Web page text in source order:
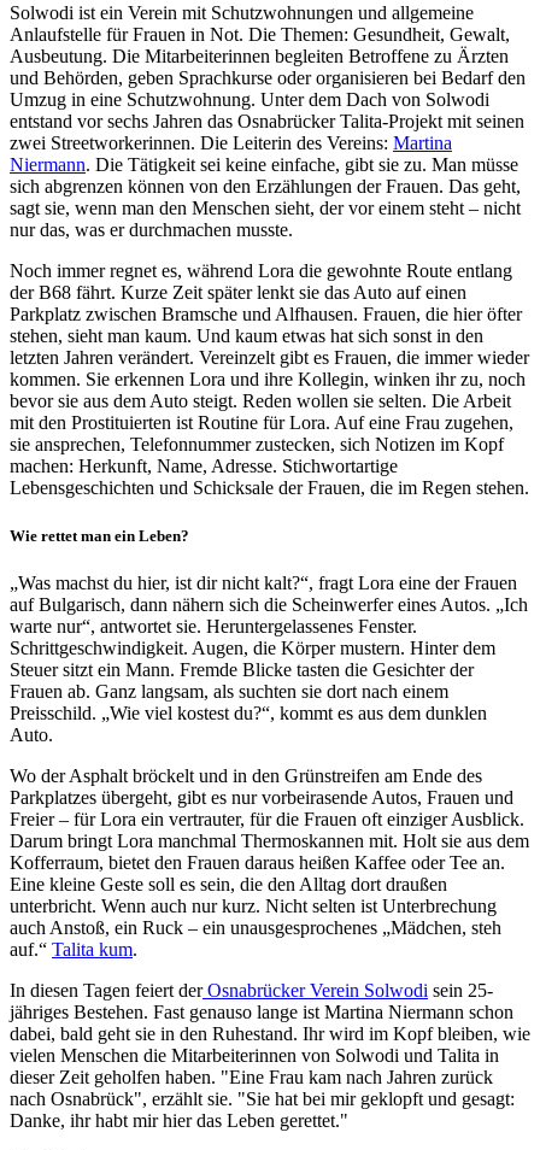
Solwodi ist ein Verein mit Schutzwohnungen und allgemeine
Anlaufstelle für Frauen in Not. Die Themen: Gesundheit, Gewalt,
Ausbeutung. Die Mitarbeiterinnen begleiten Betroffene zu Ärzten
und Behörden, geben Sprachkurse oder organisieren bei Bedarf den
Umzug in eine Schutzwohnung. Unter dem Dach von Solwodi
entstand vor sechs Jahren das Osnabrücker Talita-Projekt mit seinen
zwei Streetworkerinnen. Die Leiterin des Vereins: Martina
Niermann. Die Tätigkeit sei keine einfache, gibt sie zu. Man müsse
sich abgrenzen können von den Erzählungen der Frauen. Das geht,
sagt sie, wenn man den Menschen sieht, der vor einem steht – nicht
nur das, was er durchmachen musste.
Noch immer regnet es, während Lora die gewohnte Route entlang
der B68 fährt. Kurze Zeit später lenkt sie das Auto auf einen
Parkplatz zwischen Bramsche und Alfhausen. Frauen, die hier öfter
stehen, sieht man kaum. Und kaum etwas hat sich sonst in den
letzten Jahren verändert. Vereinzelt gibt es Frauen, die immer wieder
kommen. Sie erkennen Lora und ihre Kollegin, winken ihr zu, noch
bevor sie aus dem Auto steigt. Reden wollen sie selten. Die Arbeit
mit den Prostituierten ist Routine für Lora. Auf eine Frau zugehen,
sie ansprechen, Telefonnummer zustecken, sich Notizen im Kopf
machen: Herkunft, Name, Adresse. Stichwortartige
Lebensgeschichten und Schicksale der Frauen, die im Regen stehen.
Wie rettet man ein Leben?
„Was machst du hier, ist dir nicht kalt?“, fragt Lora eine der Frauen
auf Bulgarisch, dann nähern sich die Scheinwerfer eines Autos. „Ich
warte nur“, antwortet sie. Heruntergelassenes Fenster.
Schrittgeschwindigkeit. Augen, die Körper mustern. Hinter dem
Steuer sitzt ein Mann. Fremde Blicke tasten die Gesichter der
Frauen ab. Ganz langsam, als suchten sie dort nach einem
Preisschild. „Wie viel kostest du?“, kommt es aus dem dunklen
Auto.
Wo der Asphalt bröckelt und in den Grünstreifen am Ende des
Parkplatzes übergeht, gibt es nur vorbeirasende Autos, Frauen und
Freier – für Lora ein vertrauter, für die Frauen oft einziger Ausblick.
Darum bringt Lora manchmal Thermoskannen mit. Holt sie aus dem
Kofferraum, bietet den Frauen daraus heißen Kaffee oder Tee an.
Eine kleine Geste soll es sein, die den Alltag dort draußen
unterbricht. Wenn auch nur kurz. Nicht selten ist Unterbrechung
auch Anstoß, ein Ruck – ein unausgesprochenes „Mädchen, steh
auf.“ Talita kum.
In diesen Tagen feiert derOsnabrücker Verein Solwodi sein 25-
jähriges Bestehen. Fast genauso lange ist Martina Niermann schon
dabei, bald geht sie in den Ruhestand. Ihr wird im Kopf bleiben, wie
vielen Menschen die Mitarbeiterinnen von Solwodi und Talita in
dieser Zeit geholfen haben. "Eine Frau kam nach Jahren zurück
nach Osnabrück", erzählt sie. "Sie hat bei mir geklopft und gesagt:
Danke, ihr habt mir hier das Leben gerettet."